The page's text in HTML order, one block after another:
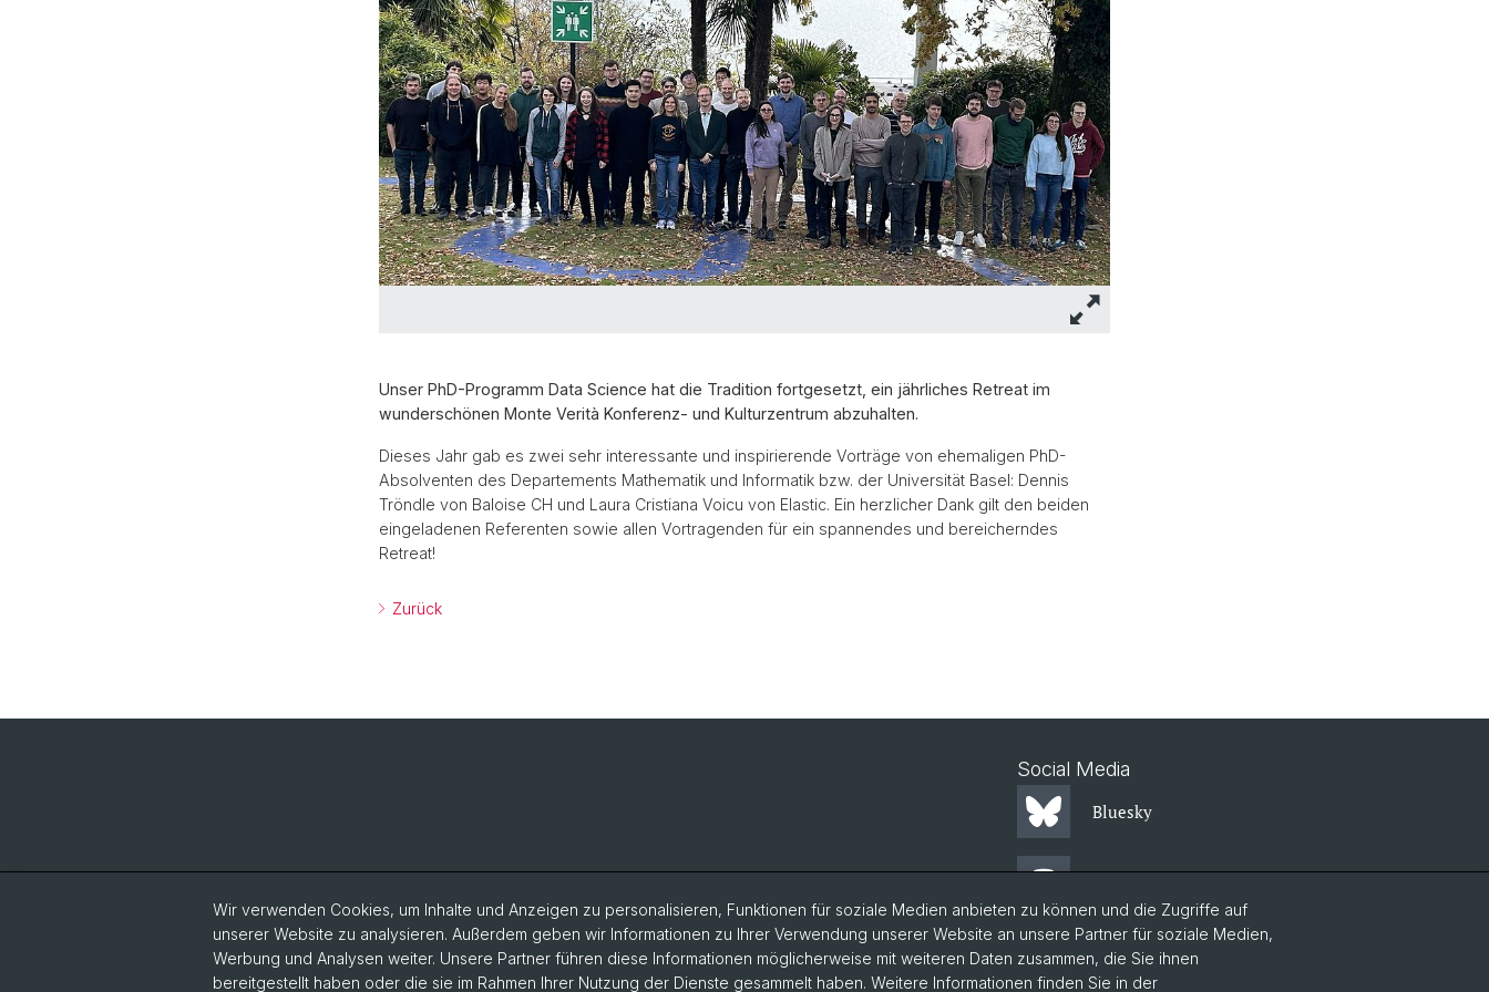
Unser PhD-Programm Data Science hat die Tradition fortgesetzt, ein jährliches Retreat im
wunderschönen Monte Verità Konferenz- und Kulturzentrum abzuhalten.
Dieses Jahr gab es zwei sehr interessante und inspirierende Vorträge von ehemaligen PhD-
Absolventen des Departements Mathematik und Informatik bzw. der Universität Basel: Dennis
Tröndle von Baloise CH und Laura Cristiana Voicu von Elastic. Ein herzlicher Dank gilt den beiden
eingeladenen Referenten sowie allen Vortragenden für ein spannendes und bereicherndes
Retreat!
Zurück
Social Media
Bluesky
LinkedIn
Wir verwenden Cookies, um Inhalte und Anzeigen zu personalisieren, Funktionen für soziale Medien anbieten zu können und die Zugriffe auf
unserer Website zu analysieren. Außerdem geben wir Informationen zu Ihrer Verwendung unserer Website an unsere Partner für soziale Medien,
Werbung und Analysen weiter. Unsere Partner führen diese Informationen möglicherweise mit weiteren Daten zusammen, die Sie ihnen
bereitgestellt haben oder die sie im Rahmen Ihrer Nutzung der Dienste gesammelt haben. Weitere Informationen finden Sie in der